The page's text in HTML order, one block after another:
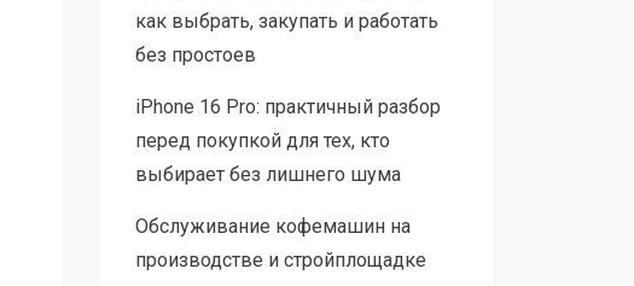
как выбрать, закупать и работать
без простоев
iPhone 16 Pro: практичный разбор
перед покупкой для тех, кто
выбирает без лишнего шума
Обслуживание кофемашин на
производстве и стройплощадке